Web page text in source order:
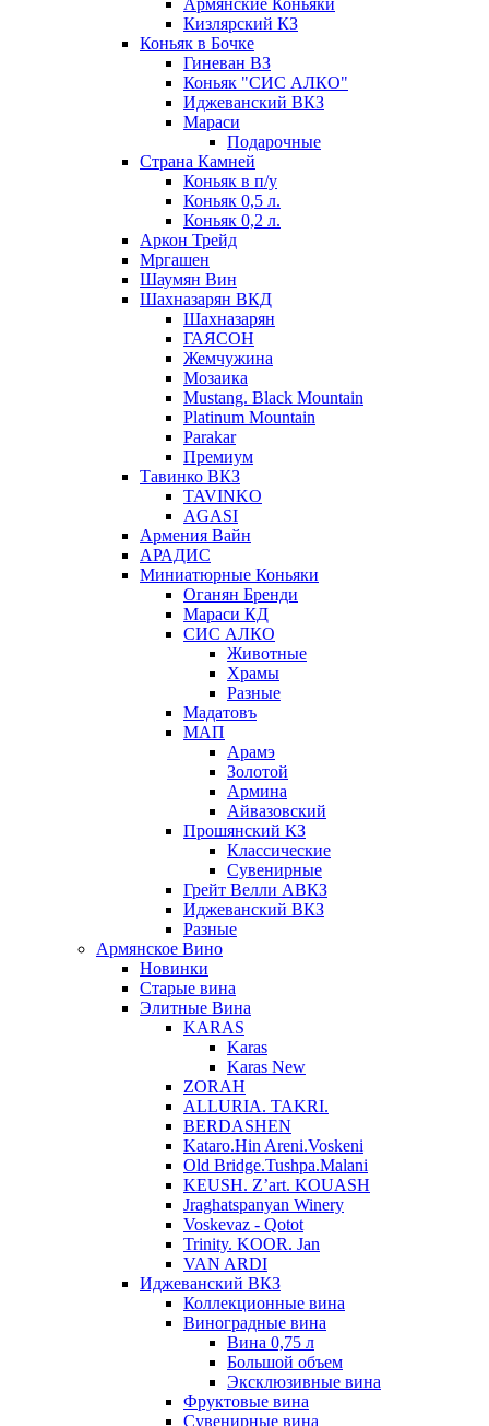
Армянские Коньяки
Кизлярский КЗ
Коньяк в Бочке
Гиневан ВЗ
Коньяк "СИС АЛКО"
Иджеванский ВКЗ
Мараси
Подарочные
Страна Камней
Коньяк в п/у
Коньяк 0,5 л.
Коньяк 0,2 л.
Аркон Трейд
Мргашен
Шаумян Вин
Шахназарян ВКД
Шахназарян
ГАЯСОН
Жемчужина
Мозаика
Mustang. Black Mountain
Platinum Mountain
Parakar
Премиум
Тавинко ВКЗ
TAVINKO
AGASI
Армения Вайн
АРАДИС
Миниатюрные Коньяки
Оганян Бренди
Мараси КД
СИС АЛКО
Животные
Храмы
Разные
Мадатовъ
МАП
Арамэ
Золотой
Армина
Айвазовский
Прошянский КЗ
Классические
Сувенирные
Грейт Велли АВКЗ
Иджеванский ВКЗ
Разные
Армянское Вино
Новинки
Старые вина
Элитные Вина
KARAS
Karas
Karas New
ZORAH
ALLURIA. TAKRI.
BERDASHEN
Kataro.Hin Areni.Voskeni
Old Bridge.Tushpa.Malani
KEUSH. Z’art. KOUASH
Jraghatspanyan Winery
Voskevaz - Qotot
Trinity. KOOR. Jan
VAN ARDI
Иджеванский ВКЗ
Коллекционные вина
Виноградные вина
Вина 0,75 л
Большой объем
Эксклюзивные вина
Фруктовые вина
Cувенирные вина